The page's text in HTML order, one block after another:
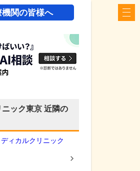
機関の皆様へ
ック東京 近隣の
ィカルクリニック